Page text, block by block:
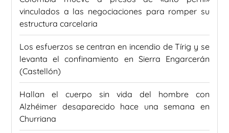
vinculados a las negociaciones para romper su
estructura carcelaria
Los esfuerzos se centran en incendio de Tírig y se
levanta el confinamiento en Sierra Engarcerán
(Castellón)
Hallan el cuerpo sin vida del hombre con
Alzhéimer desaparecido hace una semana en
Churriana